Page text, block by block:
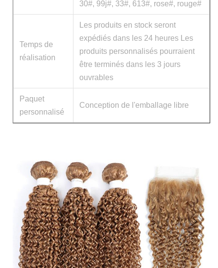
30#, 99j#, 33#, 613#, rose#, rouge#
Temps de
réalisation
Les produits en stock seront
expédiés dans les 24 heures Les
produits personnalisés pourraient
être terminés dans les 3 jours
ouvrables
Paquet
personnalisé
Conception de l'emballage libre